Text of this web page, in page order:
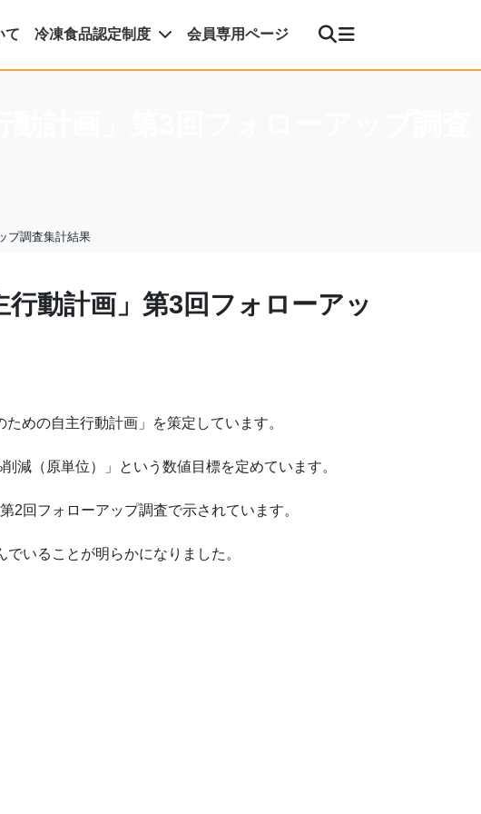
て 冷凍食品認定制度 会員専用ページ
プ調査集計結果
行動計画」第3回フォローアッ
めの自主行動計画」を策定しています。
減（原単位）」という数値目標を定めています。
2回フォローアップ調査で示されています。
いることが明らかになりました。